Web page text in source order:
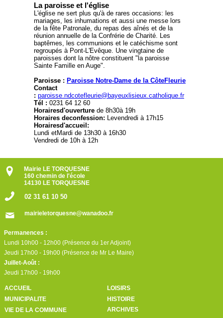
La paroisse et l'église
L'église ne sert plus qu'à de rares occasions: les
mariages, les inhumations et aussi une messe lors
de la fête Patronale, du repas des aînés et de la
réunion annuelle de la Confrérie de Charité. Les
baptêmes, les communions et le catéchisme sont
regroupés à Pont-L'Evêque. Une vingtaine de
paroisses dont la nôtre constituent "la paroisse
Sainte Famille en Auge".
Paroisse : Paroisse Notre-Dame de la CôteFleurie
Contact
: paroisse.ndcotefleurie@bayeuxlisieux.catholique.fr
Tél : 0231 64 12 60
Horairesd'ouverturede 8h30à 19h
Horaires deconfession: Levendredi à 17h15
Horairesd'accueil:
Lundi etMardi de 13h30 à 16h30
Vendredi de 10h à 12h
Mairie LE TORQUESNE
160 chemin de l'école
14130 LE TORQUESNE
02 31 61 10 50
mairieletorquesne@wanadoo.fr
Permanences :
Lundi 10h00 - 12h00 (Présence du 1er Adjoint)
Jeudi 17h00 - 19h00 (Présence de Mr Le Maire)
Juillet-Août :
Jeudi 17h00 - 19h00
ACCUEIL
LOISIRS
MUNICIPALITE
HISTOIRE
VIE DE LA COMMUNE
ARCHIVES